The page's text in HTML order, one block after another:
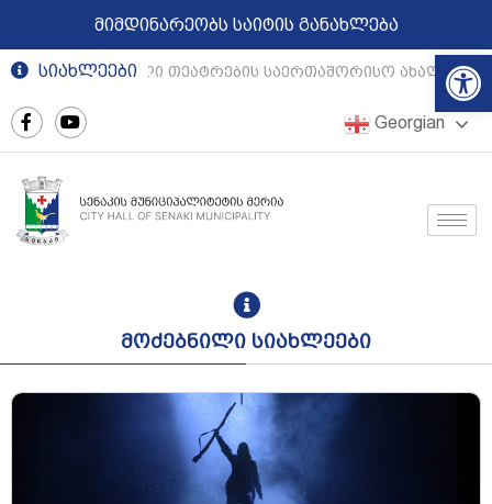
მიმდინარეობს საიტის განახლება
სიახლეები
რეგიონული თეატრების საერთაშორისო
Georgian
მოძებნილი სიახლეები